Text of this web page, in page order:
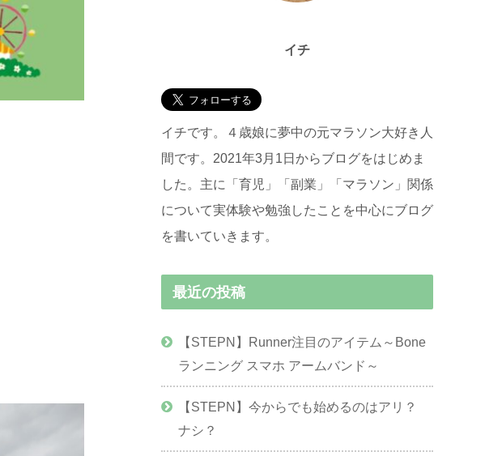
イチ
イチです。４歳娘に夢中の元マラソン大好き人
間です。2021年3月1日からブログをはじめま
した。主に「育児」「副業」「マラソン」関係
について実体験や勉強したことを中心にブログ
を書いていきます。
最近の投稿
【STEPN】Runner注目のアイテム～Bone
ランニング スマホ アームバンド～
【STEPN】今からでも始めるのはアリ？
ナシ？